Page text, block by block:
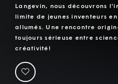
Langevin, nous découvrons
limite de jeunes inventeurs
allumés. Une rencontre
toujours sérieuse entre
créativité!